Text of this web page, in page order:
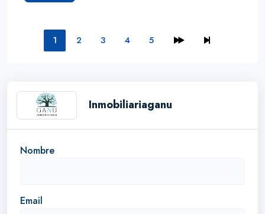
1 2 3 4 5
Inmobiliariaganu
Nombre
Email